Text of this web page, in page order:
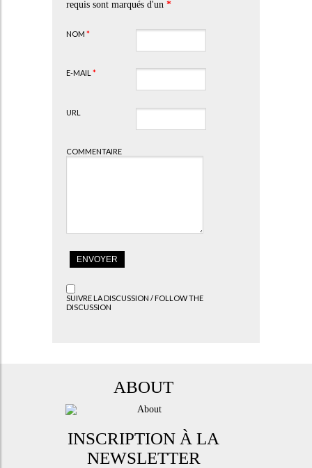
requis sont marqués d'un *
NOM *
E-MAIL *
URL
COMMENTAIRE
SUIVRE LA DISCUSSION / FOLLOW THE
DISCUSSION
ABOUT
INSCRIPTION À LA
NEWSLETTER